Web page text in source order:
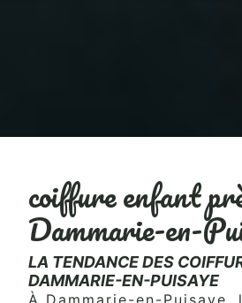
coiffure enfant
Dammarie-en-
LA TENDANCE DES
DAMMARIE-EN-PUISAYE